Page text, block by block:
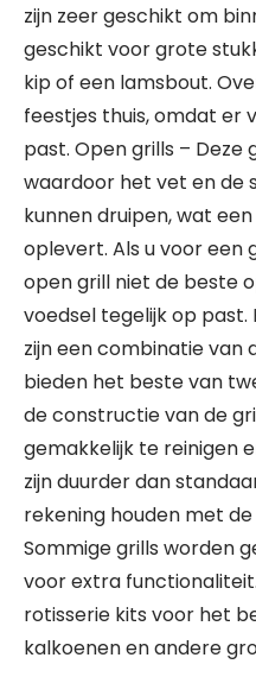
zijn zeer geschikt om
geschikt voor grote
kip of een lamsbout.
feestjes thuis, omdat er
past. Open grills – Deze
waardoor het vet en de
kunnen druipen, wat
oplevert. Als u voor een
open grill niet de beste
voedsel tegelijk op past.
zijn een combinatie van
bieden het beste van
de constructie van de
gemakkelijk te reinigen
zijn duurder dan
rekening houden met
Sommige grills worden
voor extra
rotisserie kits voor het
kalkoenen en andere